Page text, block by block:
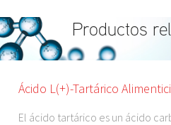
Productos
Ácido L(+)-Tartárico
El ácido tartárico es un ácido